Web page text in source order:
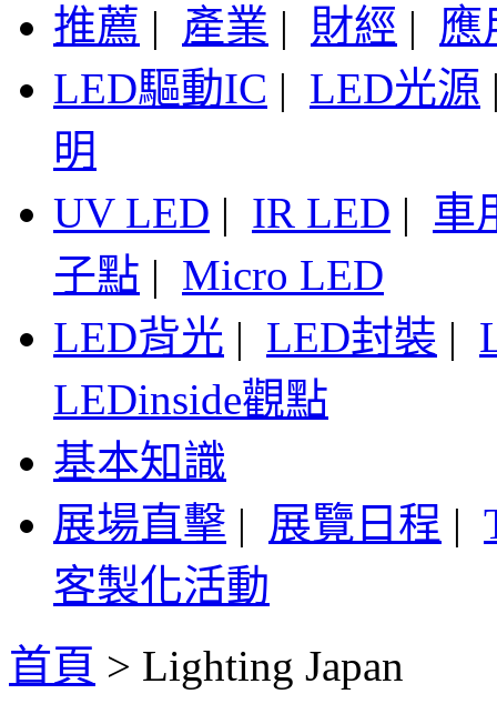
推薦 | 產業 | 財經 | 應
LED驅動IC | LED光源
明
UV LED | IR LED | 車
子點 | Micro LED
LED背光 | LED封裝 |
LEDinside觀點
基本知識
展場直擊 | 展覽日程 |
客製化活動
首頁 > Lighting Japan